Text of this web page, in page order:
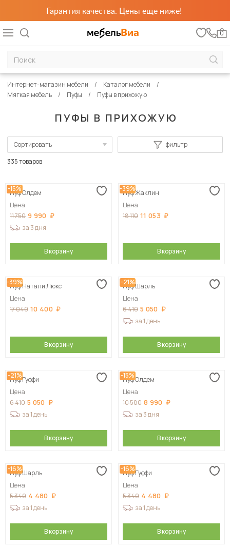
Гарантия качества. Цены еще ниже!
0
ПУФЫ В ПРИХОЖУЮ
Интернет-магазин мебели
Каталог мебели
Мягкая мебель
Пуфы Пуфы в прихожую
Сортировать
фильтр
335 товаров
-15%
Пуф Олдем
Цена
11 750 9 990
за 3 дня
В корзину
-39%
Пуф Жаклин
Цена
18 110 11 053
В корзину
-39%
Пуф Натали Люкс
Цена
17 040 10 400
В корзину
-21%
Пуф Шарль
Цена
6 410 5 050
за 1 день
В корзину
-21%
Пуф Гуффи
Цена
6 410 5 050
за 1 день
В корзину
-15%
Пуф Олдем
Цена
10 580 8 990
за 3 дня
В корзину
-16%
Пуф Шарль
Цена
5 340 4 480
за 1 день
В корзину
-16%
Пуф Гуффи
Цена
5 340 4 480
за 1 день
В корзину